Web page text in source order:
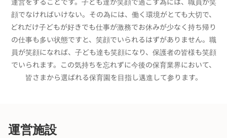
顔でなければいけない。その為には、働く環境がとても大切で、
どれだけ子どもが好きでも仕事が激務でお休みが少なく持ち帰り
の仕事も多い状態ですと、笑顔でいられるはずがありません。職
員が笑顔になれば、子ども達も笑顔になり、保護者の皆様も笑顔
でいられます。この気持ちを忘れずに今後の保育業界において、
皆さまから選ばれる保育園を目指し邁進して参ります。
運営施設